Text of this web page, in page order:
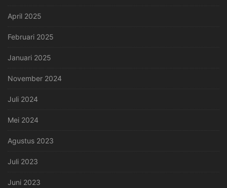
April 2025
Februari 2025
Januari 2025
November 2024
Juli 2024
Mei 2024
Agustus 2023
Juli 2023
Juni 2023